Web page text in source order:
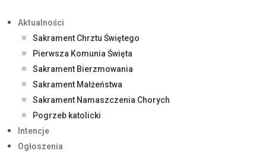
Aktualności
Sakrament Chrztu Świętego
Pierwsza Komunia Święta
Sakrament Bierzmowania
Sakrament Małżeństwa
Sakrament Namaszczenia Chorych
Pogrzeb katolicki
Intencje
Ogłoszenia